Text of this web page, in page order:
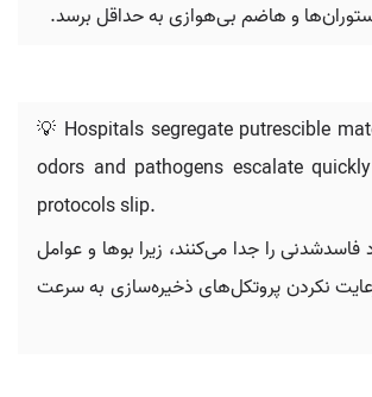
و هاضم بی‌هوازی به حداقل برسد.
💡 Hospitals segregate putrescible
odors and pathogens escalate
protocols slip.
فاسدشدنی را جدا می‌کنند، زیرا بوها و عوامل
نکردن پروتکل‌های ذخیره‌سازی به سرعت